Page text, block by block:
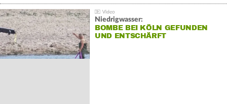
Niedrigwasser:
BOMBE BEI KÖLN GEFUNDEN
UND ENTSCHÄRFT